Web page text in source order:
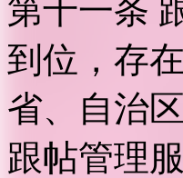
第十一条
到位，存
省、自治
跟帖管理